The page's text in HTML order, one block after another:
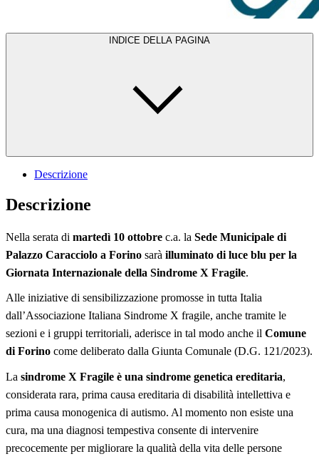
INDICE DELLA PAGINA
Descrizione
Descrizione
Nella serata di martedì 10 ottobre c.a. la Sede Municipale di
Palazzo Caracciolo a Forino sarà illuminato di luce blu per la
Giornata Internazionale della Sindrome X Fragile.
Alle iniziative di sensibilizzazione promosse in tutta Italia
dall’Associazione Italiana Sindrome X fragile, anche tramite le
sezioni e i gruppi territoriali, aderisce in tal modo anche il Comune
di Forino come deliberato dalla Giunta Comunale (D.G. 121/2023).
La sindrome X Fragile è una sindrome genetica ereditaria,
considerata rara, prima causa ereditaria di disabilità intellettiva e
prima causa monogenica di autismo. Al momento non esiste una
cura, ma una diagnosi tempestiva consente di intervenire
precocemente per migliorare la qualità della vita delle persone